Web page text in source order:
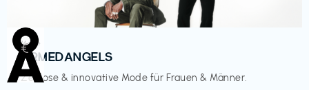
Mode
ARMEDANGELS
Zeitlose & innovative Mode für Frauen & Männer.
€‎